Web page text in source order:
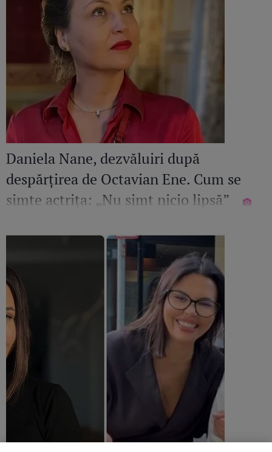
Daniela Nane, dezvăluiri după
despărțirea de Octavian Ene. Cum se
simte actrița: „Nu simt nicio lipsă”